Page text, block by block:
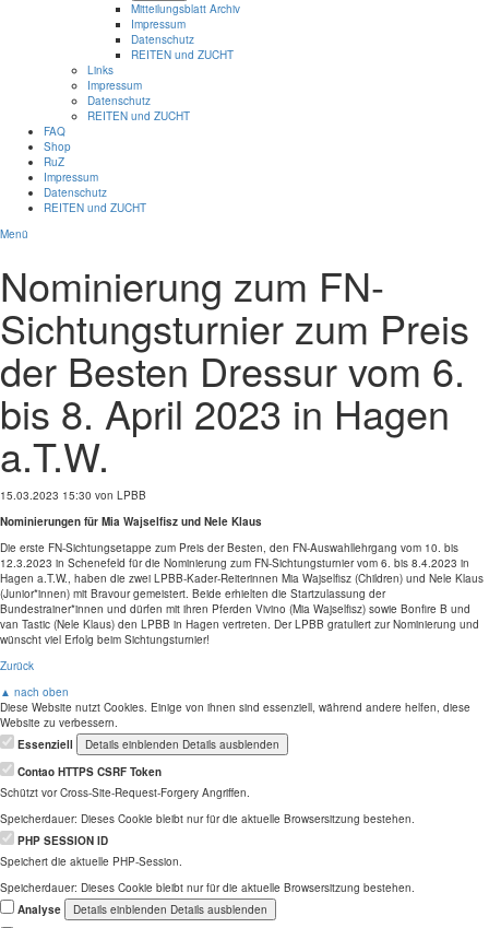
Mitteilungsblatt Archiv
Impressum
Datenschutz
REITEN und ZUCHT
Links
Impressum
Datenschutz
REITEN und ZUCHT
FAQ
Shop
RuZ
Impressum
Datenschutz
REITEN und ZUCHT
Menü
Nominierung zum FN-
Sichtungsturnier zum Preis
der Besten Dressur vom 6.
bis 8. April 2023 in Hagen
a.T.W.
15.03.2023 15:30 von LPBB
Nominierungen für Mia Wajselfisz und Nele Klaus
Die erste FN-Sichtungsetappe zum Preis der Besten, den FN-Auswahllehrgang vom 10. bis
12.3.2023 in Schenefeld für die Nominierung zum FN-Sichtungsturnier vom 6. bis 8.4.2023 in
Hagen a.T.W., haben die zwei LPBB-Kader-Reiterinnen Mia Wajselfisz (Children) und Nele Klaus
(Junior*innen) mit Bravour gemeistert. Beide erhielten die Startzulassung der
Bundestrainer*innen und dürfen mit ihren Pferden Vivino (Mia Wajselfisz) sowie Bonfire B und
van Tastic (Nele Klaus) den LPBB in Hagen vertreten. Der LPBB gratuliert zur Nominierung und
wünscht viel Erfolg beim Sichtungsturnier!
Zurück
▲ nach oben
Diese Website nutzt Cookies. Einige von ihnen sind essenziell, während andere helfen, diese
Website zu verbessern.
Essenziell
Details einblenden Details ausblenden
Contao HTTPS CSRF Token
Schützt vor Cross-Site-Request-Forgery Angriffen.
Speicherdauer: Dieses Cookie bleibt nur für die aktuelle Browsersitzung bestehen.
PHP SESSION ID
Speichert die aktuelle PHP-Session.
Speicherdauer: Dieses Cookie bleibt nur für die aktuelle Browsersitzung bestehen.
Analyse
Details einblenden Details ausblenden